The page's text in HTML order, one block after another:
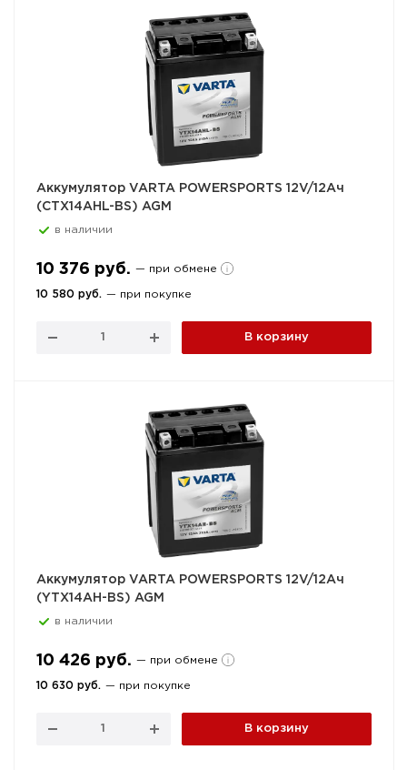
Аккумулятор VARTA POWERSPORTS 12V/12Ач
(CTX14AHL-BS) AGM
в наличии
10 376 руб. — при обмене
10 580 руб. — при покупке
В корзину
Аккумулятор VARTA POWERSPORTS 12V/12Ач
(YTX14AH-BS) AGM
в наличии
10 426 руб. — при обмене
10 630 руб. — при покупке
В корзину